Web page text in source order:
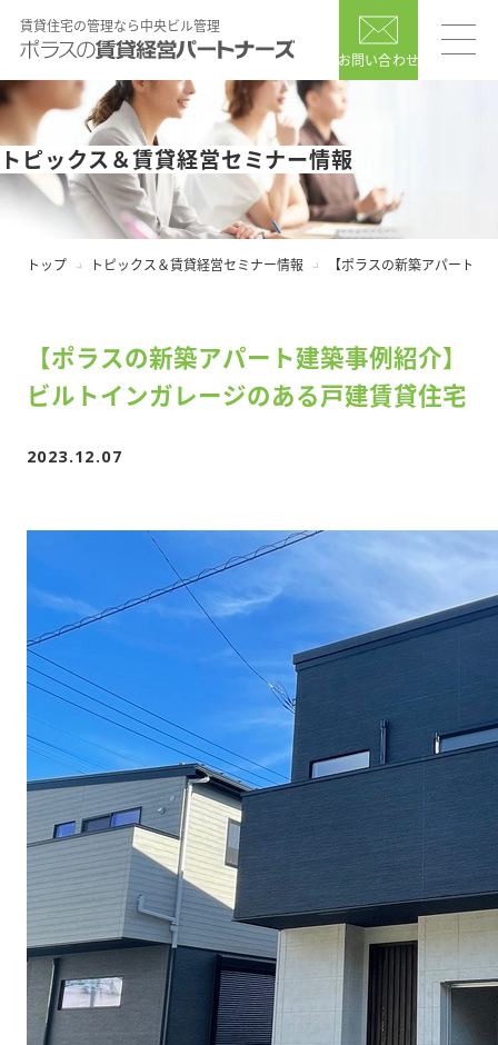
賃貸住宅の管理なら中央ビル管理
お問い合わせ
トピックス＆賃貸経営セミナー情報
トップ トピックス＆賃貸経営セミナー情報 【ポラスの新築アパート
【ポラスの新築アパート建築事例紹介】
ビルトインガレージのある戸建賃貸住宅
2023.12.07